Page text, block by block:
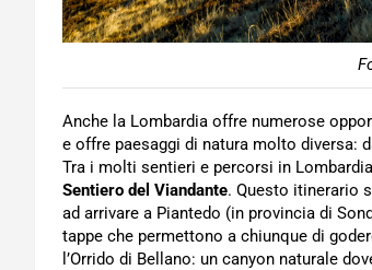
Anche la Lombardia offre numerose
e offre paesaggi di natura molto diversa:
Tra i molti sentieri e percorsi in
Sentiero del Viandante. Questo itinerario
ad arrivare a Piantedo (in provincia di
tappe che permettono a chiunque di
l’Orrido di Bellano: un canyon naturale